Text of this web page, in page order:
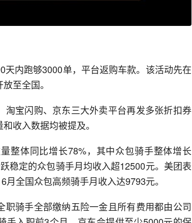
内跑够3000单，平台返购车款。该活动先在
至全国。
宝闪购、京东三大外卖平台再发多张折扣券
收入数据均被提及。
整体同比增长78%，其中众包骑手整体增长
稳定的众包骑手月均收入超12500元。美团表
全国众包高频骑手月收入达9793元。
骑手全部缴纳五险一金且所有费用都由公司